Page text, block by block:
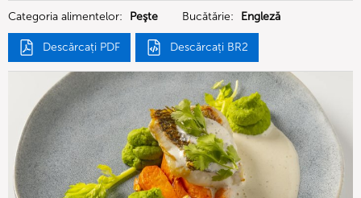
Categoria alimentelor: Peşte Bucătărie: Engleză
Descărcați PDF Descărcați BR2